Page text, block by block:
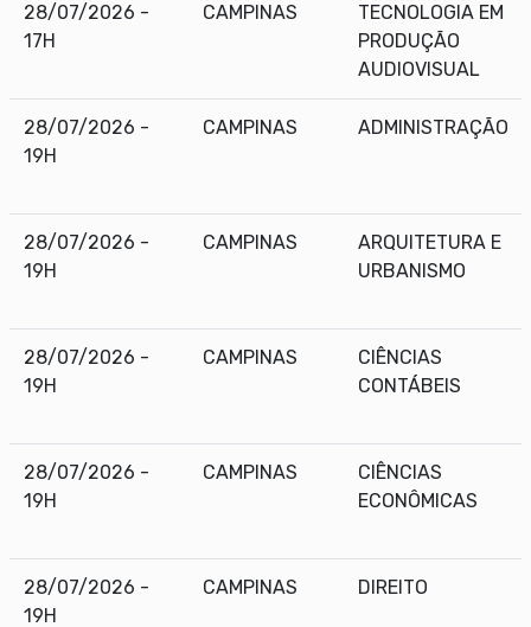
28/07/2026 -
17H
CAMPINAS
TECNOLOGIA EM
PRODUÇÃO
AUDIOVISUAL
28/07/2026 -
19H
CAMPINAS ADMINISTRAÇÃO
28/07/2026 -
19H
CAMPINAS
ARQUITETURA E
URBANISMO
28/07/2026 -
19H
CAMPINAS
CIÊNCIAS
CONTÁBEIS
28/07/2026 -
19H
CAMPINAS
CIÊNCIAS
ECONÔMICAS
28/07/2026 -
19H
CAMPINAS DIREITO